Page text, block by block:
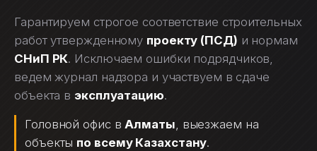
Гарантируем строгое соответствие строительных
работ утвержденному проекту (ПСД) и нормам
СНиП РК. Исключаем ошибки подрядчиков,
ведем журнал надзора и участвуем в сдаче
объекта в эксплуатацию.
Головной офис вАлматы, выезжаем на
объекты по всему Казахстану.